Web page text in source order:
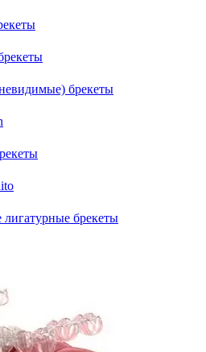
брекеты
лигатурные брекеты